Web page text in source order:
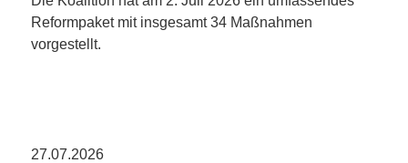
Reformpaket mit insgesamt 34 Maßnahmen
vorgestellt.
27.07.2026